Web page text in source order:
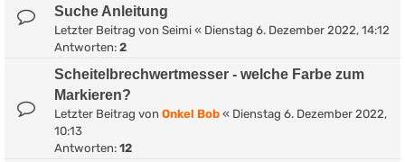
Suche Anleitung
Letzter Beitrag von Seimi « Dienstag 6. Dezember 2022, 14:12
Antworten: 2
Scheitelbrechwertmesser - welche Farbe zum
Markieren?
Letzter Beitrag von Onkel Bob « Dienstag 6. Dezember 2022,
10:13
Antworten: 12